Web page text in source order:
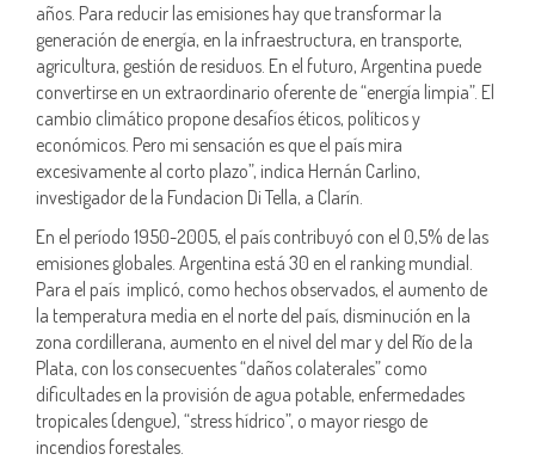
años. Para reducir las emisiones hay que transformar la
generación de energía, en la infraestructura, en transporte,
agricultura, gestión de residuos. En el futuro, Argentina puede
convertirse en un extraordinario oferente de “energía limpia”. El
cambio climático propone desafíos éticos, políticos y
económicos. Pero mi sensación es que el país mira
excesivamente al corto plazo”, indica Hernán Carlino,
investigador de la Fundacion Di Tella, a Clarín.
En el período 1950-2005, el país contribuyó con el 0,5% de las
emisiones globales. Argentina está 30 en el ranking mundial.
Para el país implicó, como hechos observados, el aumento de
la temperatura media en el norte del país, disminución en la
zona cordillerana, aumento en el nivel del mar y del Río de la
Plata, con los consecuentes “daños colaterales” como
dificultades en la provisión de agua potable, enfermedades
tropicales (dengue), “stress hídrico”, o mayor riesgo de
incendios forestales.